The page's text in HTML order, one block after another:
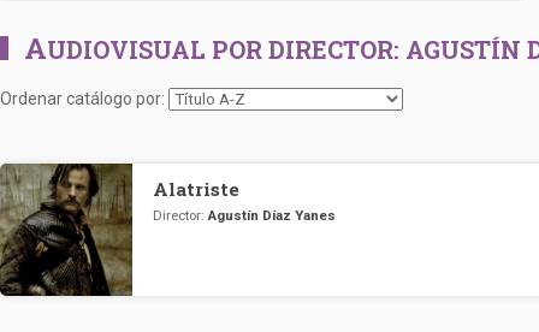
AUDIOVISUAL POR DIRECTOR: AGUSTÍN
Ordenar catálogo por:
Alatriste
Director:Agustín Díaz Yanes